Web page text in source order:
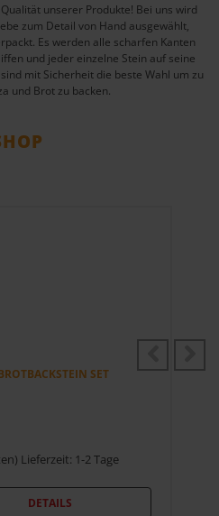
unserer Produkte! Bei uns wird
zum Detail von Hand ausgewählt,
Es werden alle scharfen Kanten
und jeder einzelne Stein auf seine
mit Sicherheit die beste Wahl um zu
und Brot zu backen.
SET
Lieferzeit: 1-2 Tage
DETAILS